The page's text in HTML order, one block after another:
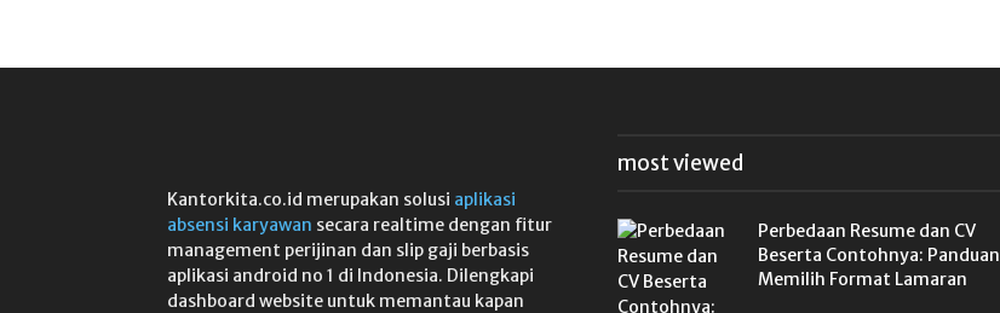
Kantorkita.co.id merupakan solusi aplikasi
absensi karyawan secara realtime dengan fitur
management perijinan dan slip gaji berbasis
aplikasi android no 1 di Indonesia. Dilengkapi
dashboard website untuk memantau kapan
most viewed
Perbedaan Resume dan CV
Beserta Contohnya: Panduan
Memilih Format Lamaran